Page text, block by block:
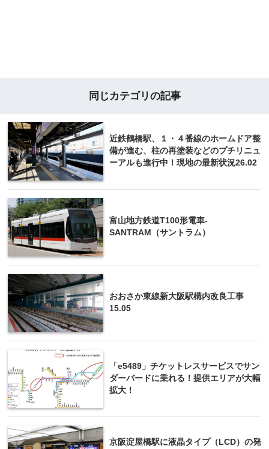
同じカテゴリの記事
近鉄鶴橋駅、１・４番線のホームドア整
備が進む、柱の再塗装などのプチリニュ
ーアルも進行中！現地の最新状況26.02
富山地方鉄道T100形電車-
SANTRAM（サントラム）
おおさか東線新大阪駅構内改良工事
15.05
「e5489」チケットレスサービスでサン
ダーバードに乗れる！提供エリアが大幅
拡大！
京阪淀屋橋駅に液晶タイプ（LCD）の発